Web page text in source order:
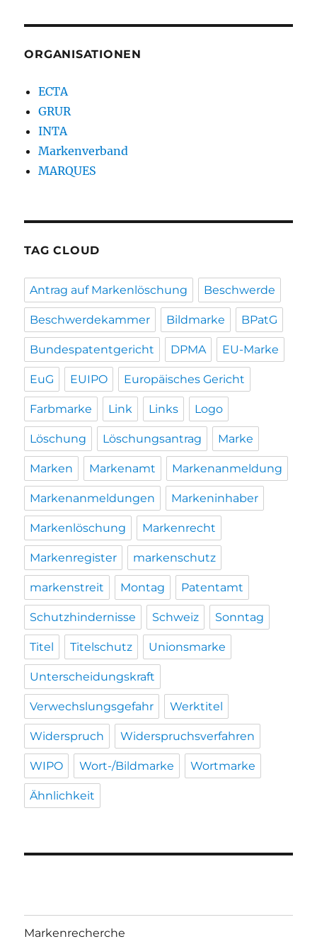
ORGANISATIONEN
ECTA
GRUR
INTA
Markenverband
MARQUES
TAG CLOUD
Antrag auf Markenlöschung Beschwerde
Beschwerdekammer Bildmarke BPatG
Bundespatentgericht DPMA EU-Marke
EuG EUIPO Europäisches Gericht
Farbmarke Link Links Logo
Löschung Löschungsantrag Marke
Marken Markenamt Markenanmeldung
Markenanmeldungen Markeninhaber
Markenlöschung Markenrecht
Markenregister markenschutz
markenstreit Montag Patentamt
Schutzhindernisse Schweiz Sonntag
Titel Titelschutz Unionsmarke
Unterscheidungskraft
Verwechslungsgefahr Werktitel
Widerspruch Widerspruchsverfahren
WIPO Wort-/Bildmarke Wortmarke
Ähnlichkeit
Markenrecherche